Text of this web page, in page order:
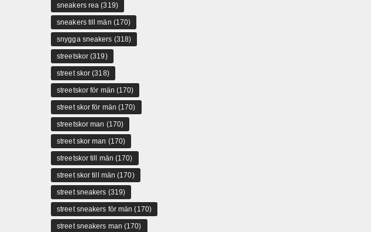
sneakers rea (319)
sneakers till män (170)
snygga sneakers (318)
streetskor (319)
street skor (318)
streetskor för män (170)
street skor för män (170)
streetskor man (170)
street skor man (170)
streetskor till män (170)
street skor till män (170)
street sneakers (319)
street sneakers för män (170)
street sneakers man (170)